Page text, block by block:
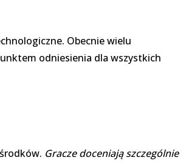
Obecnie wielu
odniesienia dla wszystkich
Gracze doceniają szczególnie